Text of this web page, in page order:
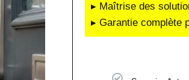
▸ Maîtrise des
▸ Garantie complète